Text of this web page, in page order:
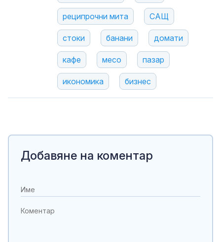
реципрочни мита САЩ
стоки банани домати
кафе месо пазар
икономика бизнес
Добавяне на коментар